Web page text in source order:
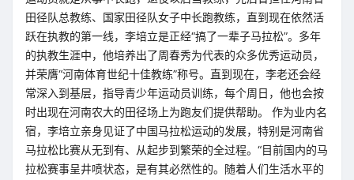
田径队总教练、国家田径队女子中长跑教练，直到现在依然活
跃在执教的第一线，李培立是正经“搞了一辈子马拉松”。多年
的执教生涯中，他培养出了周春秀为代表的众多优秀运动员，
并荣膺“河南体育世纪十佳教练”称号。直到现在，李老还会经
常深入到基层，指导青少年运动员训练，每个周日，他也会按
时出现在河南农大的田径场上为跑友们提供帮助。 作为业内名
宿，李培立亲身见证了中国马拉松运动的发展，特别是河南省
马拉松比赛从无到有、从起步到繁荣的全过程。“目前国内的马
拉松赛事呈井喷状态，是有其必然性的。随着人们生活水平的